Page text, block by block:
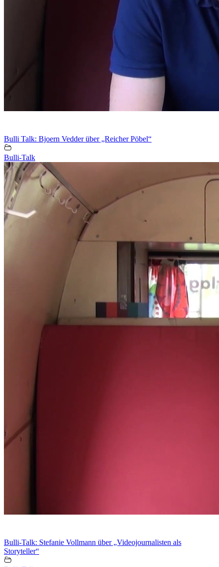
Bulli Talk: Bjoern Vedder über „Reicher Pöbel“
Bulli-Talk
Bulli-Talk: Stefanie Vollmann über „Videojournalisten als
Storyteller“